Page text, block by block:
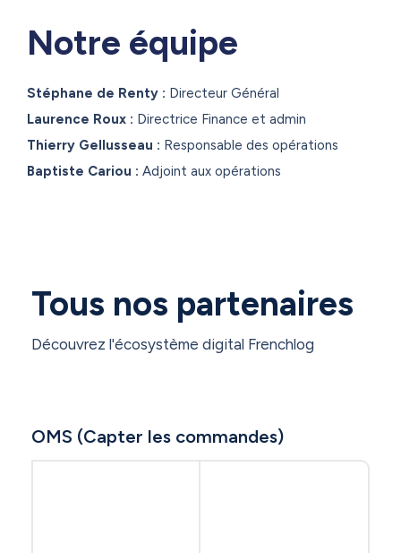
Notre équipe
Stéphane de Renty : Directeur Général
Laurence Roux : Directrice Finance et admin
Thierry Gellusseau : Responsable des opérations
Baptiste Cariou : Adjoint aux opérations
Tous nos partenaires
Découvrez l'écosystème digital Frenchlog
OMS (Capter les commandes)